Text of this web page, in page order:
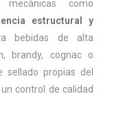
como
estructural y
bebidas de alta
brandy, cognac o
sellado propias del
control de calidad